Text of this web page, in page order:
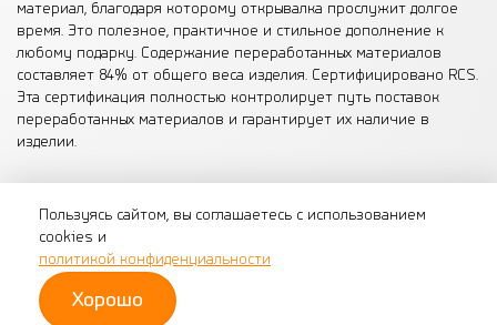
материал, благодаря которому открывалка прослужит долгое
время. Это полезное, практичное и стильное дополнение к
любому подарку. Содержание переработанных материалов
составляет 84% от общего веса изделия. Сертифицировано RCS.
Эта сертификация полностью контролирует путь поставок
переработанных материалов и гарантирует их наличие в
изделии.
© 2026 Ucangifts
Политика обработки персональных данных
Согласие на обработку персональных данных
Пользуясь сайтом, вы соглашаетесь с использованием
cookies и
политикой конфиденциальности
Хорошо